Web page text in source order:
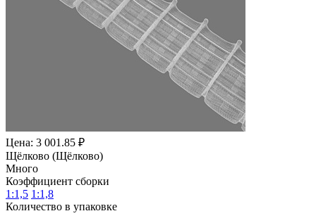
Цена: 3 001.85 ₽
Щёлково (Щёлково)
Много
Коэффициент сборки
1:1,5 1:1,8
Количество в упаковке